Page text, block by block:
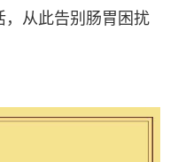
从此告别肠胃困扰